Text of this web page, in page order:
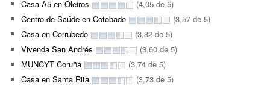
Casa A5 en Oleiros
(4,05 de 5)
Centro de Saúde en Cotobade
(3,57 de 5)
Casa en Corrubedo
(3,32 de 5)
Vivenda San Andrés
(3,60 de 5)
MUNCYT Coruña
(3,74 de 5)
Casa en Santa Rita
(3,73 de 5)